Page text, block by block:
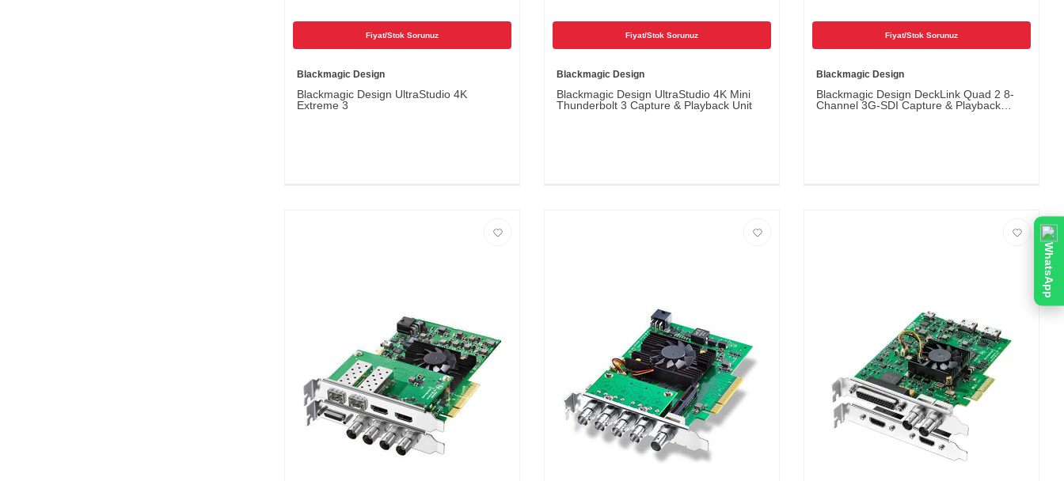
Fiyat/Stok Sorunuz
Blackmagic Design
Blackmagic Design UltraStudio 4K
Extreme 3
Fiyat/Stok Sorunuz
Blackmagic Design
Blackmagic Design UltraStudio 4K Mini
Thunderbolt 3 Capture & Playback Unit
Fiyat/Stok Sorunuz
Blackmagic Design
Blackmagic Design DeckLink Quad 2 8-
Channel 3G-SDI Capture & Playback
WhatsApp